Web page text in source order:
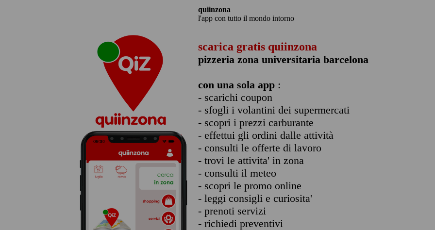
quiinzona
l'app con tutto il mondo intorno
scarica gratis quiinzona
pizzeria zona universitaria barcelona
con una sola app :
- scarichi coupon
- sfogli i volantini dei supermercati
- scopri i prezzi carburante
- effettui gli ordini dalle attività
- consulti le offerte di lavoro
- trovi le attivita' in zona
- consulti il meteo
- scopri le promo online
- leggi consigli e curiosita'
- prenoti servizi
- richiedi preventivi